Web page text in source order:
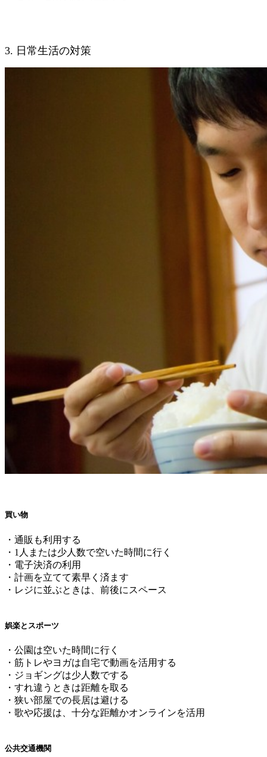
3. 日常生活の対策
買い物
・通販も利用する
・1人または少人数で空いた時間に行く
・電子決済の利用
・計画を立てて素早く済ます
・レジに並ぶときは、前後にスペース
娯楽とスポーツ
・公園は空いた時間に行く
・筋トレやヨガは自宅で動画を活用する
・ジョギングは少人数でする
・すれ違うときは距離を取る
・狭い部屋での長居は避ける
・歌や応援は、十分な距離かオンラインを活用
公共交通機関